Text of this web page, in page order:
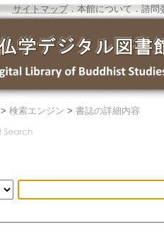
サイトマップ．本館について ． 諮問
> 検索エンジン > 書誌の詳細内容